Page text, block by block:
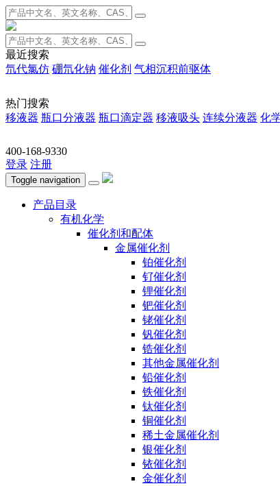
最近搜索
氘代氯仿 硼氘化钠 催化剂 气相沉积前驱体
热门搜索
移液器 瓶口分液器 瓶口滴定器 移液吸头 连续分液器 化
400-168-9330
登录 注册
Toggle navigation
产品目录
有机化学
催化剂和配体
金属催化剂
铂催化剂
钌催化剂
锂催化剂
钯催化剂
铑催化剂
钒催化剂
锆催化剂
其他金属催化剂
铅催化剂
铁催化剂
钛催化剂
铜催化剂
稀土金属催化剂
银催化剂
铱催化剂
金催化剂